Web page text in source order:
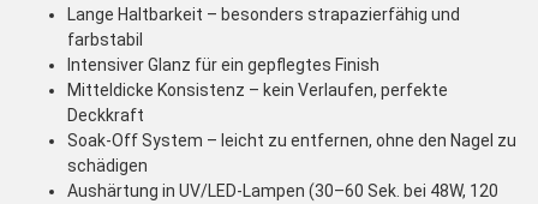
Lange Haltbarkeit – besonders strapazierfähig und
farbstabil
Intensiver Glanz für ein gepflegtes Finish
Mitteldicke Konsistenz – kein Verlaufen, perfekte
Deckkraft
Soak-Off System – leicht zu entfernen, ohne den Nagel zu
schädigen
Aushärtung in UV/LED-Lampen (30–60 Sek. bei 48W, 120